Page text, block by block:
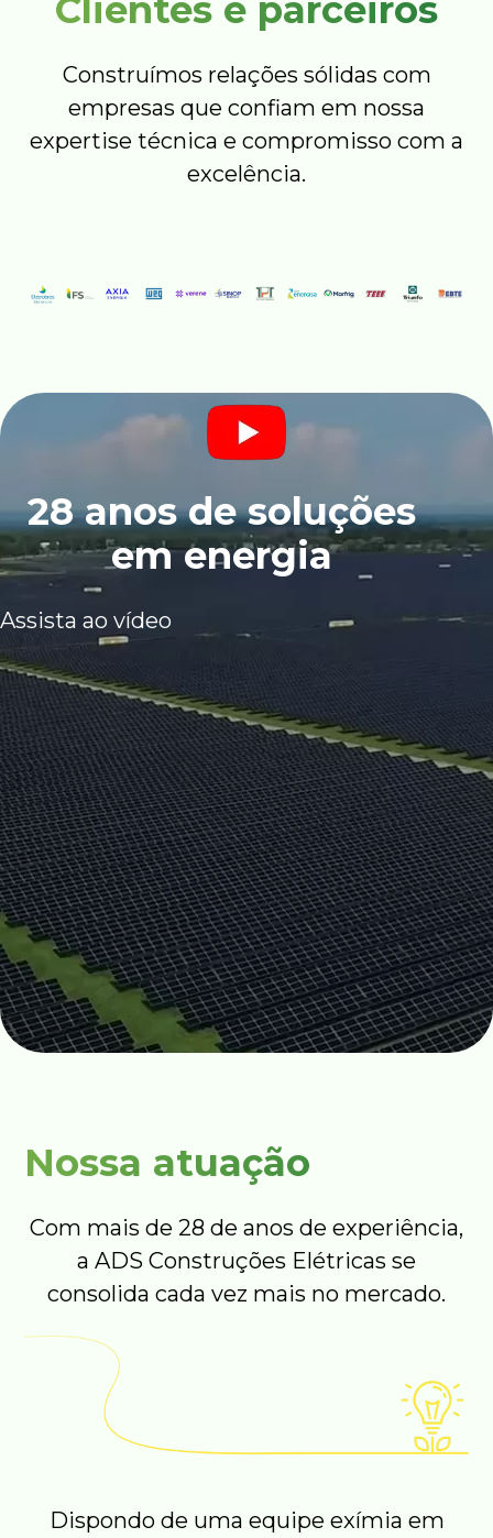
Clientes e parceiros
Construímos relações sólidas com
empresas que confiam em nossa
expertise técnica e compromisso com a
excelência.
28 anos de soluções
em energia
Assista ao vídeo
Nossa atuação
Com mais de 28 de anos de experiência,
a ADS Construções Elétricas se
consolida cada vez mais no mercado.
Dispondo de uma equipe exímia em